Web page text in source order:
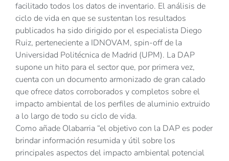
facilitado todos los datos de inventario. El análisis de
ciclo de vida en que se sustentan los resultados
publicados ha sido dirigido por el especialista Diego
Ruiz, perteneciente a IDNOVAM, spin-off de la
Universidad Politécnica de Madrid (UPM). La DAP
supone un hito para el sector que, por primera vez,
cuenta con un documento armonizado de gran calado
que ofrece datos corroborados y completos sobre el
impacto ambiental de los perfiles de aluminio extruido
a lo largo de todo su ciclo de vida.
Como añade Olabarria “el objetivo con la DAP es poder
brindar información resumida y útil sobre los
principales aspectos del impacto ambiental potencial